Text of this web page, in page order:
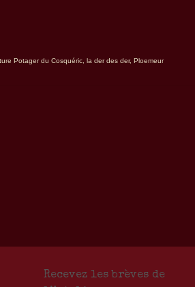
Potager du Cosquéric la der des der, Ploemeur
Recevez les brèves de